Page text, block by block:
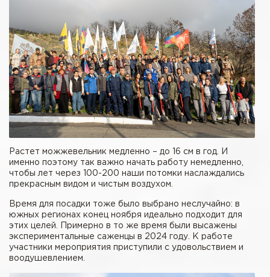
Растет можжевельник медленно – до 16 см в год. И
именно поэтому так важно начать работу немедленно,
чтобы лет через 100-200 наши потомки наслаждались
прекрасным видом и чистым воздухом.
Время для посадки тоже было выбрано неслучайно: в
южных регионах конец ноября идеально подходит для
этих целей. Примерно в то же время были высажены
экспериментальные саженцы в 2024 году. К работе
участники мероприятия приступили с удовольствием и
воодушевлением.